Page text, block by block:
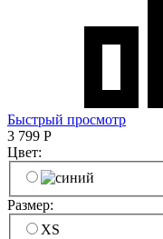
Быстрый просмотр
3 799 Р
Цвет:
Размер:
XS